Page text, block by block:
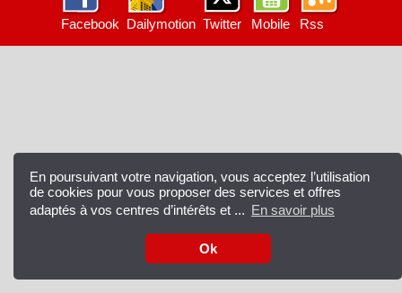
En poursuivant votre navigation, vous acceptez l’utilisation
de cookies pour vous proposer des services et offres
adaptés à vos centres d’intérêts et ... En savoir plus
Ok
Facebook Dailymotion Twitter Mobile Rss